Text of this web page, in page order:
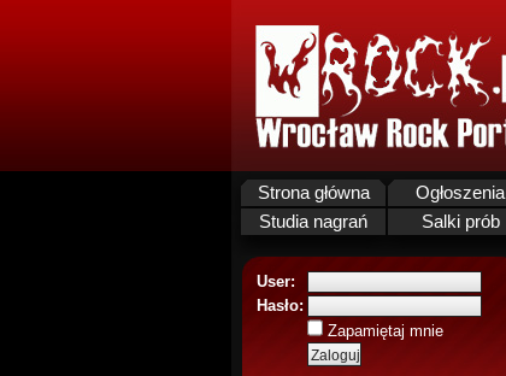
Strona główna Ogłoszenia
Studia nagrań
Salki prób
User:
Hasło:
Zapamiętaj mnie